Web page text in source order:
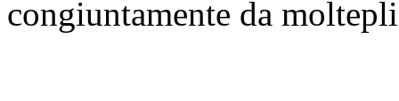
congiuntamente da